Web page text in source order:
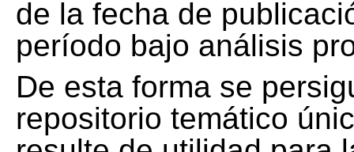
de la fecha de
período bajo análisis
De esta forma se
repositorio temático